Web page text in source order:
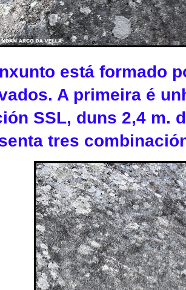
está formado
A primeira é
SSL, duns 2,4 m.
tres